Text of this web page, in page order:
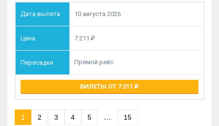
10 августа 2026
7 211
Прямой рейс
БИЛЕТЫ ОТ 7 211
1 2 3 4 5 … 15